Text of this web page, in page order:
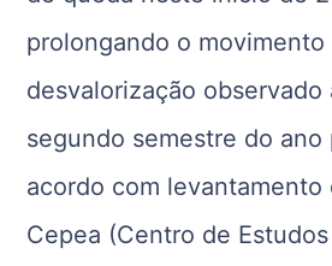
prolongando o movimento
desvalorização observado
segundo semestre do ano
acordo com levantamento
Cepea (Centro de